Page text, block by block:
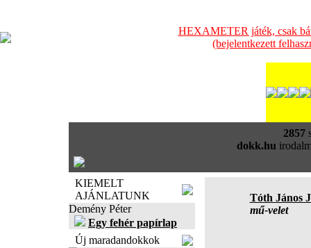
HEXAMETER játék, csak
(bejelentkezett
2857
dokk.hu
KIEMELT
AJÁNLATUNK
Demény Péter
Egy fehér papírlap
Új maradandokkok
Tóth János
mű-velet